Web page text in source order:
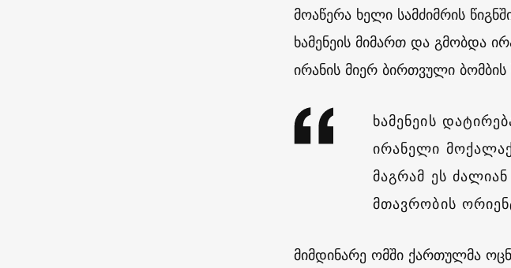
მოაწერა ხელი სამძიმრის
ხამენეის მიმართ და გმობდა
ირანის მიერ ბირთვული
ხამენეის
ირანელი
მაგრამ ეს
მთავრობის
მიმდინარე ომში ქართულმა